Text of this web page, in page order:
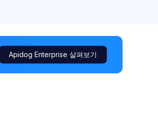
Apidog Enterprise 살펴보기